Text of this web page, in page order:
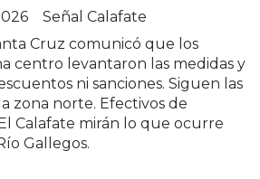
Señal Calafate
Cruz comunicó que los
centro levantaron las medidas y
ni sanciones. Siguen las
zona norte. Efectivos de
Calafate mirán lo que ocurre
Gallegos.